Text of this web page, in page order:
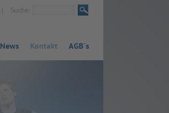
| Suche:
News Kontakt AGB`s